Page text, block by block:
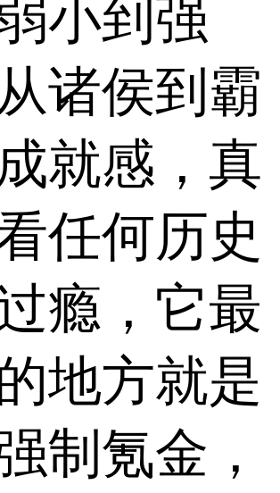
小到强
诸侯到霸
就感，真
任何历史
瘾，它最
地方就是
制氪金，